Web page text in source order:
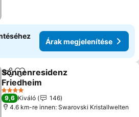
Árak megjelenítése
Megosztás
Hozzáadás a kedvencekhez
Sonnenresidenz
Friedheim
4 Kategória
9,6 Kiváló
146
4.6 km-re innen: Swarovski Kristallwelten